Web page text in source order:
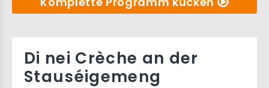
Di nei Crèche an der
Stauséigemeng